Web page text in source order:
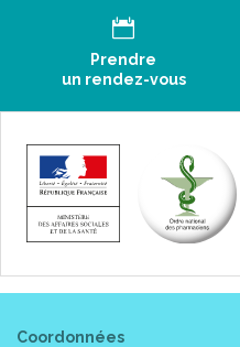
Prendre
un rendez-vous
Coordonnées